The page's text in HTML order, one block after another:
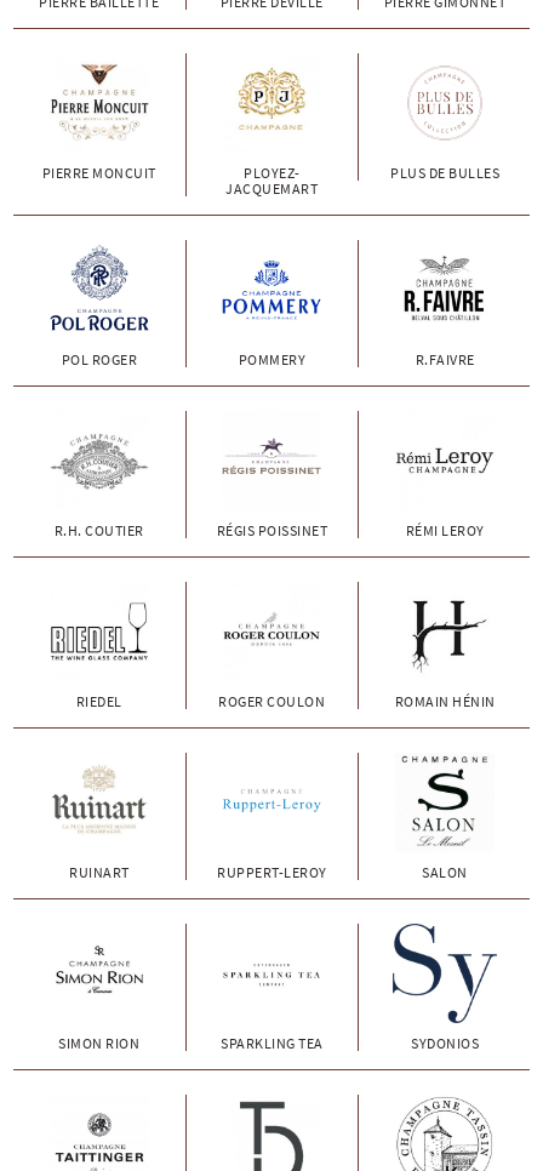
PIERRE MONCUIT
PLOYEZ-
JACQUEMART
PLUS DE BULLES
POL ROGER POMMERY R.FAIVRE
R.H. COUTIER RÉGIS POISSINET RÉMI LEROY
RIEDEL ROGER COULON ROMAIN HÉNIN
RUINART RUPPERT-LEROY SALON
SIMON RION SPARKLING TEA SYDONIOS